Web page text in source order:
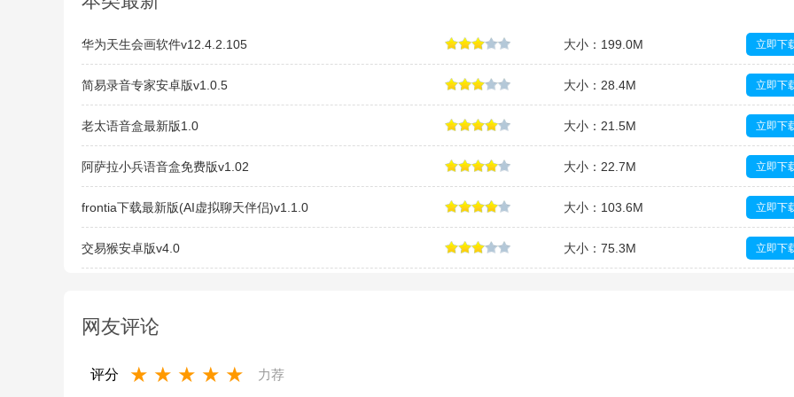
华为天生会画软件v12.4.2.105 大小：199.0M 立即下
简易录音专家安卓版v1.0.5 大小：28.4M 立即下
老太语音盒最新版1.0 大小：21.5M 立即下
阿萨拉小兵语音盒免费版v1.02 大小：22.7M 立即下
frontia下载最新版(AI虚拟聊天伴侣)v1.1.0 大小：103.6M 立即下
交易猴安卓版v4.0 大小：75.3M 立即下
网友评论
评分 ★ ★ ★ ★ ★ 力荐